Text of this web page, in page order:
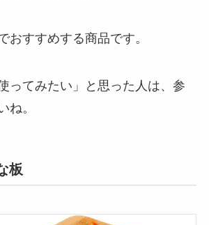
おすすめする商品です。
ってみたい」と思った人は、参
ね。
板